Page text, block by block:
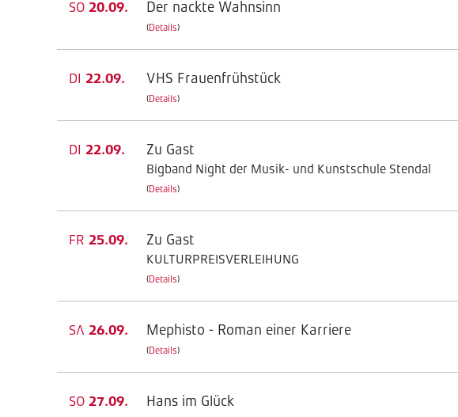
SO 20.09. Der nackte Wahnsinn
(Details)
DI 22.09. VHS Frauenfrühstück
(Details)
DI 22.09. Zu Gast
Bigband Night der Musik- und Kunstschule Stendal
(Details)
FR 25.09. Zu Gast
KULTURPREISVERLEIHUNG
(Details)
SA 26.09. Mephisto - Roman einer Karriere
(Details)
SO 27.09. Hans im Glück